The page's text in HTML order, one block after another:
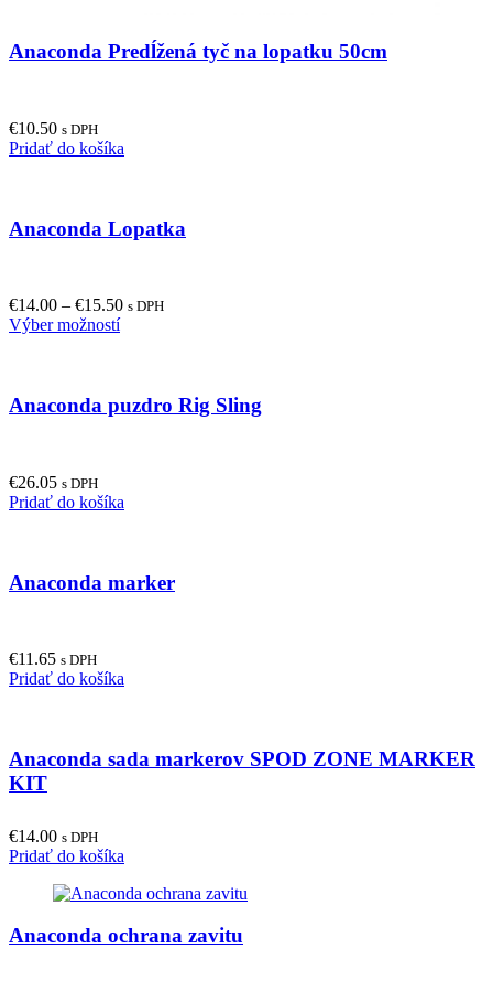
Anaconda Predĺžená tyč na lopatku 50cm
€10.50 s DPH
Pridať do košíka
Anaconda Lopatka
€14.00 – €15.50 s DPH
Výber možnostíThis
variants.
chosen
page
Anaconda puzdro Rig Sling
€26.05 s DPH
Pridať do košíka
Anaconda marker
€11.65 s DPH
Pridať do košíka
Anaconda sada markerov SPOD ZONE MARKER
KIT
€14.00 s DPH
Pridať do košíka
Anaconda ochrana zavitu